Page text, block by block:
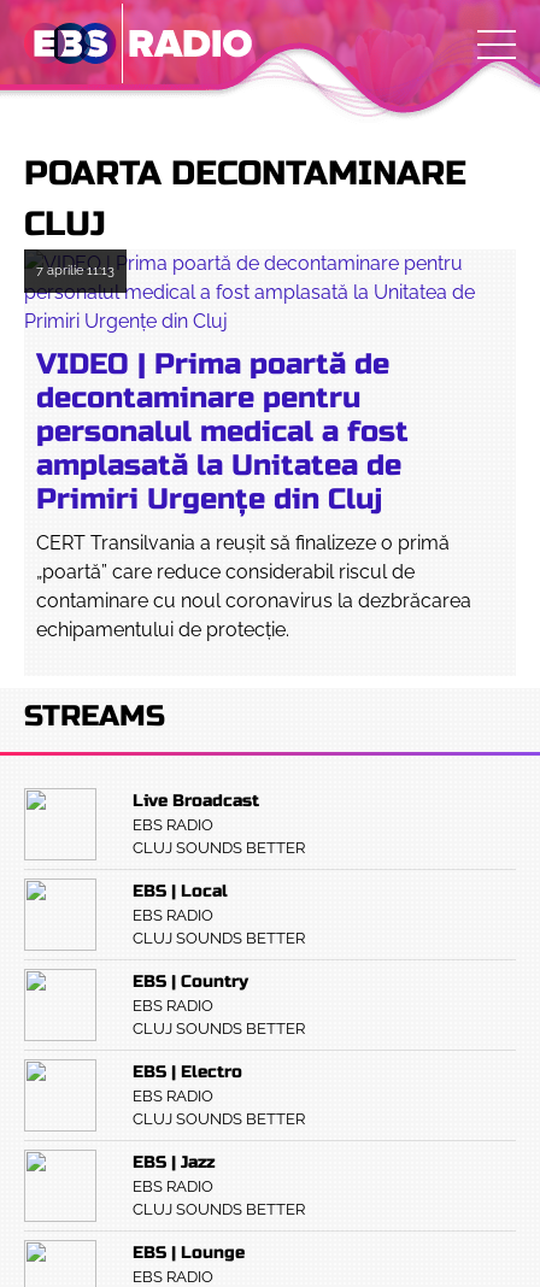
POARTA DECONTAMINARE
CLUJ
7 aprilie11:13
VIDEO | Prima poartă de
decontaminare pentru
personalul medical a fost
amplasată la Unitatea de
Primiri Urgențe din Cluj
CERT Transilvania a reușit să finalizeze o primă
„poartă” care reduce considerabil riscul de
contaminare cu noul coronavirus la dezbrăcarea
echipamentului de protecție.
STREAMS
Live Broadcast
EBS RADIO
CLUJ SOUNDS BETTER
EBS | Local
EBS RADIO
CLUJ SOUNDS BETTER
EBS | Country
EBS RADIO
CLUJ SOUNDS BETTER
EBS | Electro
EBS RADIO
CLUJ SOUNDS BETTER
EBS | Jazz
EBS RADIO
CLUJ SOUNDS BETTER
EBS | Lounge
EBS RADIO